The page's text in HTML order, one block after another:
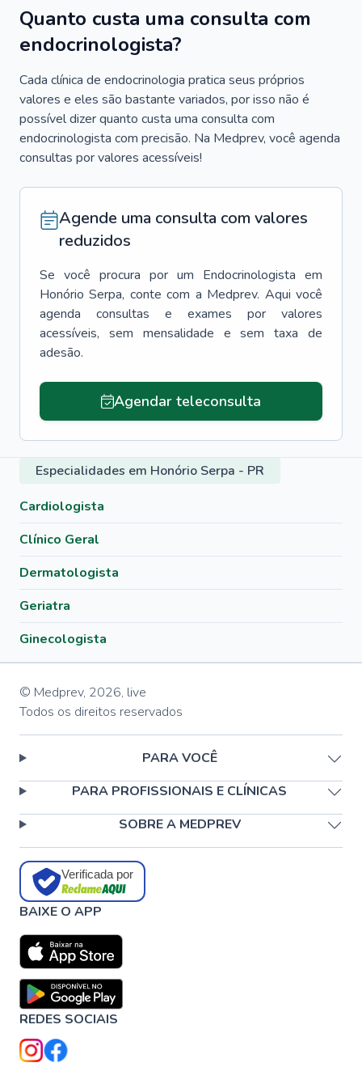
Quanto custa uma consulta com
endocrinologista?
Cada clínica de endocrinologia pratica seus próprios
valores e eles são bastante variados, por isso não é
possível dizer quanto custa uma consulta com
endocrinologista com precisão. Na Medprev, você agenda
consultas por valores acessíveis!
Agende uma consulta com valores
reduzidos
Se você procura por um Endocrinologista em
Honório Serpa, conte com a Medprev. Aqui você
agenda consultas e exames por valores
acessíveis, sem mensalidade e sem taxa de
adesão.
Agendar teleconsulta
Especialidades em Honório Serpa - PR
Cardiologista
Clínico Geral
Dermatologista
Geriatra
Ginecologista
© Medprev, 2026, live
Todos os direitos reservados
PARA VOCÊ
PARA PROFISSIONAIS E CLÍNICAS
SOBRE A MEDPREV
Verificada por
BAIXE O APP
REDES SOCIAIS